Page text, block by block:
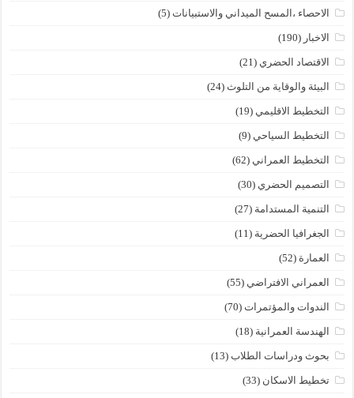
الاحصاء ،المسح الميداني والاستبيانات (5)
الاخبار (190)
الاقتصاد الحضري (21)
البيئة والوقاية من التلوث (24)
التخطيط الاقليمي (19)
التخطيط السياحي (9)
التخطيط العمراني (62)
التصميم الحضري (30)
التنمية المستدامة (27)
الجغرافيا الحضرية (11)
العمارة (52)
العمراني الافتراضي (55)
الندوات والمؤتمرات (70)
الهندسة العمرانية (18)
بحوث ودراسات الطلاب (13)
تخطيط الاسكان (33)